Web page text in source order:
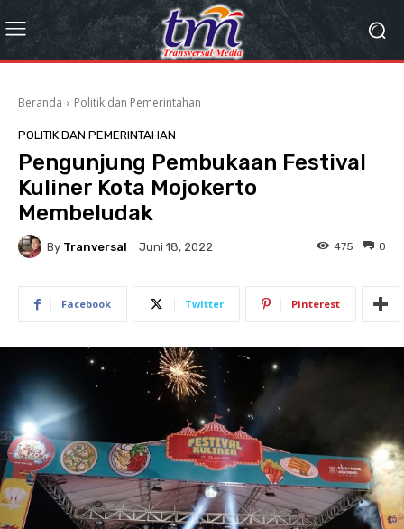
Beranda Politik dan Pemerintahan
POLITIK DAN PEMERINTAHAN
Pengunjung Pembukaan Festival
Kuliner Kota Mojokerto
Membeludak
By Tranversal Juni 18, 2022 0
475
Facebook Twitter Pinterest